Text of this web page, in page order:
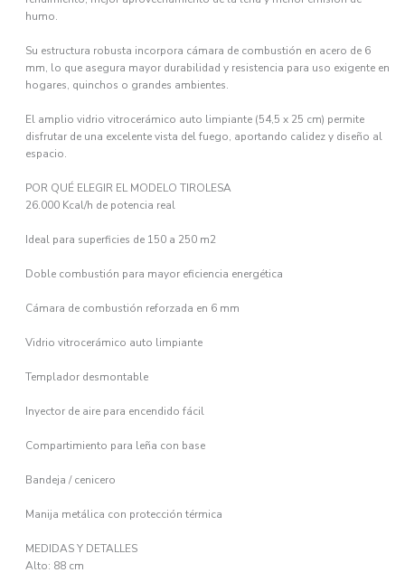
humo.
Su estructura robusta incorpora cámara de combustión en acero de 6
mm, lo que asegura mayor durabilidad y resistencia para uso exigente en
hogares, quinchos o grandes ambientes.
El amplio vidrio vitrocerámico auto limpiante (54,5 x 25 cm) permite
disfrutar de una excelente vista del fuego, aportando calidez y diseño al
espacio.
POR QUÉ ELEGIR EL MODELO TIROLESA
26.000 Kcal/h de potencia real
Ideal para superficies de 150 a 250 m2
Doble combustión para mayor eficiencia energética
Cámara de combustión reforzada en 6 mm
Vidrio vitrocerámico auto limpiante
Templador desmontable
Inyector de aire para encendido fácil
Compartimiento para leña con base
Bandeja / cenicero
Manija metálica con protección térmica
MEDIDAS Y DETALLES
Alto: 88 cm